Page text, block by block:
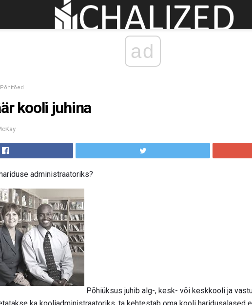
ad
Põhitõed
kooli juhina
administraatoriks?
Põhiüksus juhib alg-, kesk- või keskkooli ja